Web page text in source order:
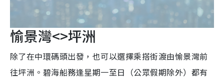
愉景灣<>坪洲
除了在中環碼頭出發，也可以選擇乘搭街渡由愉景灣前
往坪洲。碧海船務逢星期一至日（公眾假期除外）都有